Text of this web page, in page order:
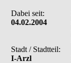
Dabei seit:
04.02.2004
Stadt / Stadtteil:
I-Arzl